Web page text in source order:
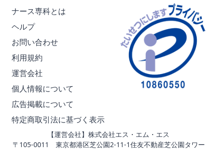
ナース専科とは
ヘルプ
お問い合わせ
利用規約
運営会社
個人情報について
広告掲載について
特定商取引法に基づく表示
【運営会社】株式会社エス・エム・エス
〒105-0011 東京都港区芝公園2-11-1住友不動産芝公園タワー